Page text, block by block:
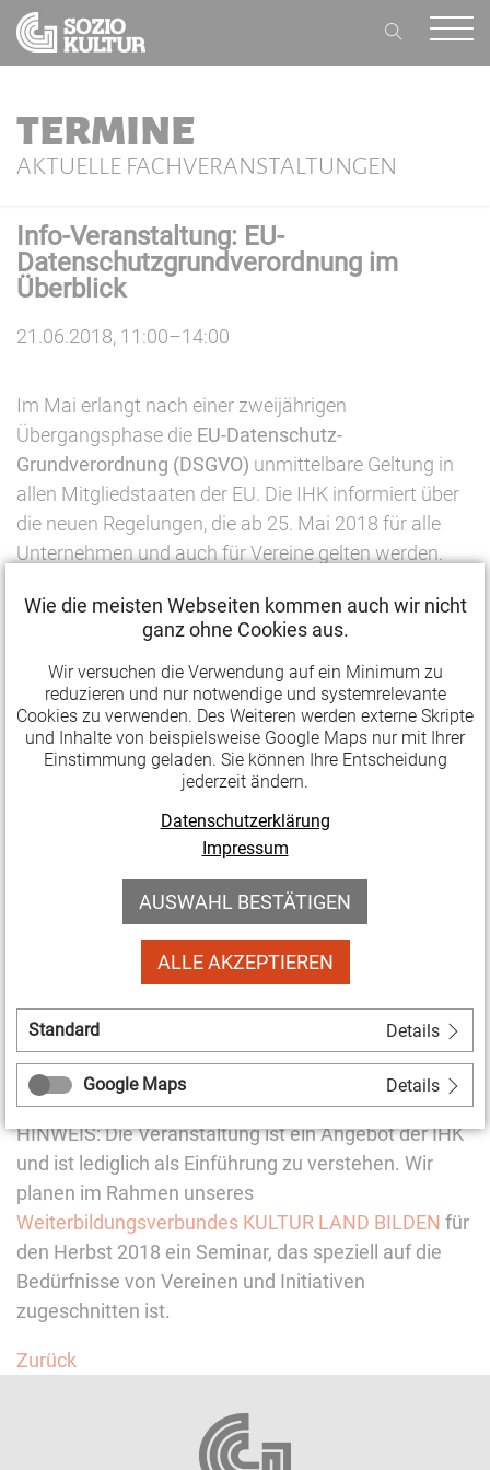
TERMINE
AKTUELLE FACHVERANSTALTUNGEN
Info-Veranstaltung: EU-
Datenschutzgrundverordnung im
Überblick
21.06.2018, 11:00–14:00
Im Mai erlangt nach einer zweijährigen
Übergangsphase die EU-Datenschutz-
Grundverordnung (DSGVO) unmittelbare Geltung in
allen Mitgliedstaaten der EU. Die IHK informiert über
die neuen Regelungen, die ab 25. Mai 2018 für alle
Unternehmen und auch für Vereine gelten werden.
Inhalt:
Datenschutzrechtliche Einwilligung
Verzeichnis von Verarbeitungstätigkeiten
Informationspflichten
Rechte der betroffenen Personen
Johannes Matzke, Referatsleiter beim
Thüringer Landesbeauftragten für den Datenschutz
und die Informationsfreiheit (TLfDI)
21. Juni (Do.)
Ort:IHK, Arnstädter Straße 34, 99096 Erfurt
Kosten:frei
Anmeldung:über die IHK-Webseite
HINWEIS: Die Veranstaltung ist ein Angebot der IHK
und ist lediglich als Einführung zu verstehen. Wir
planen im Rahmen unseres
Weiterbildungsverbundes KULTUR LAND BILDEN für
den Herbst 2018 ein Seminar, das speziell auf die
Bedürfnisse von Vereinen und Initiativen
zugeschnitten ist.
Zurück
Wie die meisten Webseiten kommen auch wir nicht
ganz ohne Cookies aus.
Wir versuchen die Verwendung auf ein Minimum zu
reduzieren und nur notwendige und systemrelevante
Cookies zu verwenden. Des Weiteren werden externe Skripte
und Inhalte von beispielsweise Google Maps nur mit Ihrer
Einstimmung geladen. Sie können Ihre Entscheidung
jederzeit ändern.
Datenschutzerklärung
Impressum
AUSWAHL BESTÄTIGEN
ALLE AKZEPTIEREN
Standard Details
Google Maps Details